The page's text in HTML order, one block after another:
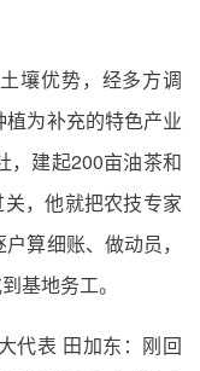
壤优势，经多方调
为补充的特色产业
，建起200亩油茶和
，他就把农技专家
算细账、做动员，
基地务工。
代表 田加东：刚回